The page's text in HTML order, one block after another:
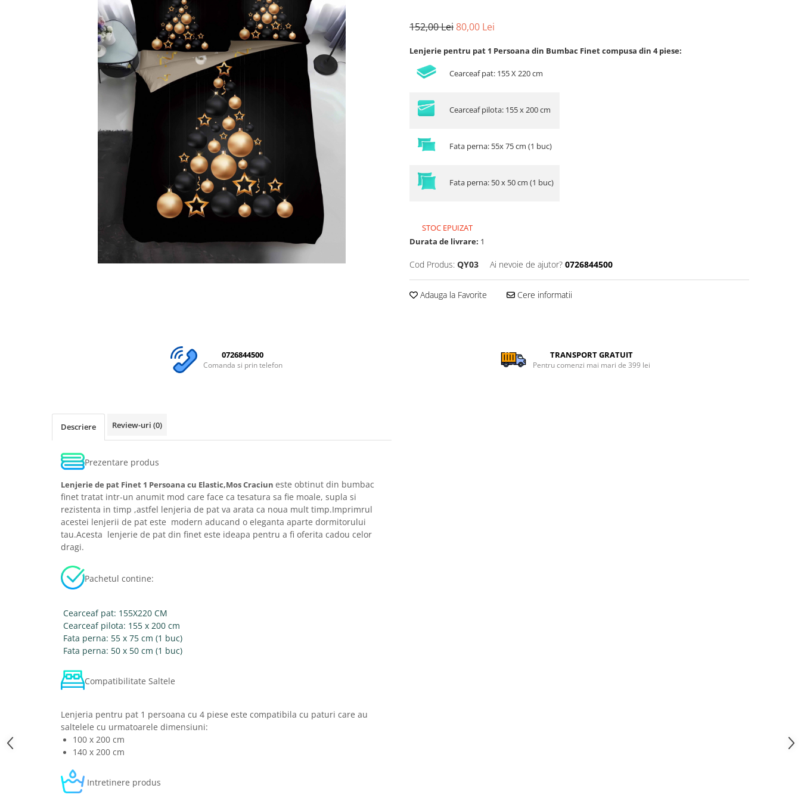
Lenjerii de finet Iprimate Digital
Lenjerii de pat Bumbac 100%
Lenjerii de pat Finet + 2 Draperii
Lenjerii de pat Saten 4 piese cu
152,00 Lei80,00 Lei
Lenjerie pentru pat 1 Persoana din Bumbac Finet compusa din 4 piese:
Cearceaf pat: 155 X 220 cm
Cearceaf pilota: 155 x 200 cm
Fata perna: 55x 75 cm (1 buc)
Fata perna: 50 x 50 cm (1 buc)
STOC EPUIZAT
Durata de livrare: 1
Cod Produs: QY03 Ai nevoie de ajutor? 0726844500
Adauga la Favorite Cere informatii
0726844500
Comanda si prin telefon
TRANSPORT GRATUIT
Pentru comenzi mai mari de 399 lei
Descriere Review-uri (0)
Prezentare produs
Lenjerie de pat Finet 1 Persoana cu Elastic,Mos Craciun este obtinut din bumbac
finet tratat intr-un anumit mod care face ca tesatura sa fie moale, supla si
rezistenta in timp ,astfel lenjeria de pat va arata ca noua mult timp.Imprimrul
acestei lenjerii de pat este modern aducand o eleganta aparte dormitorului
tau.Acesta lenjerie de pat din finet este ideapa pentru a fi oferita cadou celor
dragi.
Pachetul contine:
Cearceaf pat: 155X220 CM
Cearceaf pilota: 155 x 200 cm
Fata perna: 55 x 75 cm (1 buc)
Fata perna: 50 x 50 cm (1 buc)
Compatibilitate Saltele
Lenjeria pentru pat 1 persoana cu 4 piese este compatibila cu paturi care au
saltelele cu urmatoarele dimensiuni:
100 x 200 cm
140 x 200 cm
Intretinere produs